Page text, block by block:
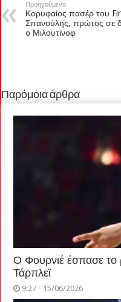
Προηγούμενο
Κορυφαίος πασέρ του
Σπανούλης, πρώτος σε
ο Μιλουτίνοφ
Παρόμοια άρθρα
Ο Φουρνιέ έσπασε το
Τάρπλεϊ
9:27 - 15/06/2026